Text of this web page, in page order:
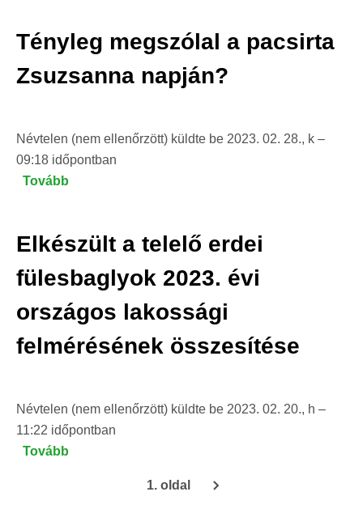
21:30
között)
évi
Országos
Pannon-
régiós
Tényleg megszólal a pacsirta
Zsuzsanna napján?
Névtelen (nem ellenőrzött) küldte be 2023. 02. 28., k –
09:18 időpontban
Tovább
pacsirta
napján?)
Elkészült a telelő erdei
fülesbaglyok 2023. évi
országos lakossági
felmérésének összesítése
Névtelen (nem ellenőrzött) küldte be 2023. 02. 20., h –
11:22 időpontban
Tovább
1. oldal